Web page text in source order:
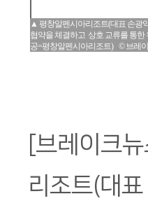
▲ 평창알펜시아리조트(대표 손광
협약을 체결하고 상호 교류를 통한
공=평창알펜시아리조트) © 브레
[브레이크
리조트(대